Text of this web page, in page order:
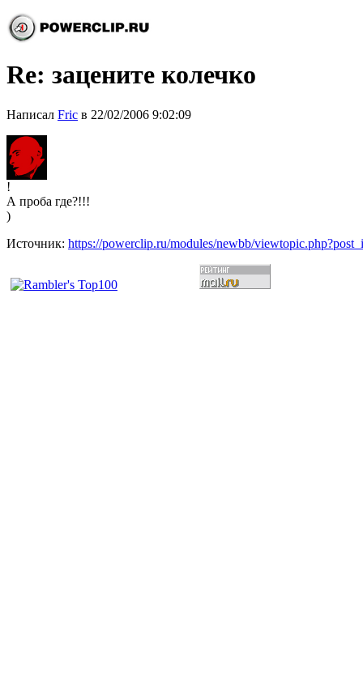
Re: зацените колечко
Написал Fric в 22/02/2006 9:02:09
!
А проба где?!!!
)
Источник: https://powerclip.ru/modules/newbb/